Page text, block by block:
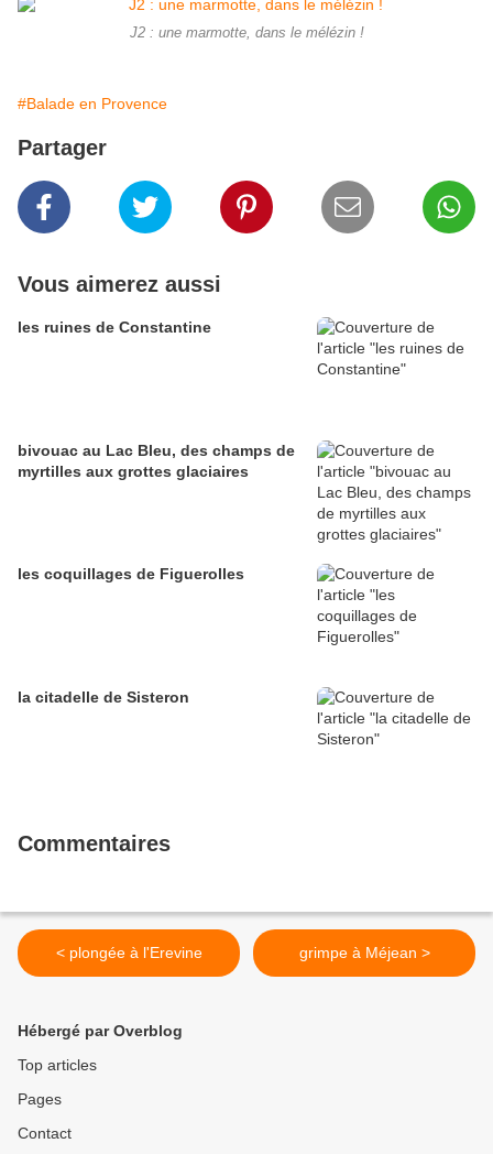
J2 : une marmotte, dans le mélézin !
#Balade en Provence
Partager
Vous aimerez aussi
les ruines de Constantine
bivouac au Lac Bleu, des champs de
myrtilles aux grottes glaciaires
les coquillages de Figuerolles
la citadelle de Sisteron
Commentaires
< plongée à l'Erevine grimpe à Méjean >
Hébergé par Overblog
Top articles
Pages
Contact